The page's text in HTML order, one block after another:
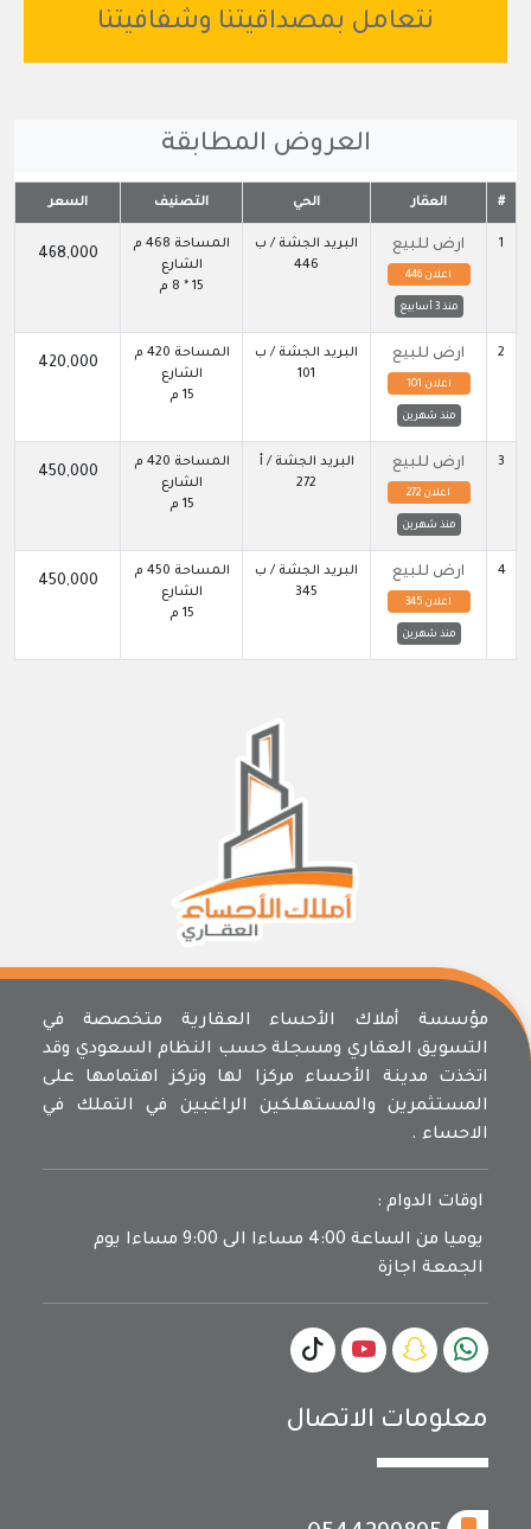
نتعامل بمصداقيتنا وشفافيتنا
العروض المطابقة
# العقار الحي التصنيف السعر
1 ارض للبيع
اعلان 446
منذ 3 أسابيع
البريد الجشة / ب
446
المساحة 468 م
الشارع
15 * 8 م
468,000
2 ارض للبيع
اعلان 101
منذ شهرين
البريد الجشة / ب
101
المساحة 420 م
الشارع
15 م
420,000
3 ارض للبيع
اعلان 272
منذ شهرين
البريد الجشة / أ
272
المساحة 420 م
الشارع
15 م
450,000
4 ارض للبيع
اعلان 345
منذ شهرين
البريد الجشة / ب
345
المساحة 450 م
الشارع
15 م
450,000
مؤسسة أملاك الأحساء العقارية متخصصة في
التسويق العقاري ومسجلة حسب النظام السعودي وقد
اتخذت مدينة الأحساء مركزا لها وتركز اهتمامها على
المستثمرين والمستهلكين الراغبين في التملك في
الاحساء .
اوقات الدوام :
يوميا من الساعة 4:00 مساءا الى 9:00 مساءا يوم
الجمعة اجازة
معلومات الاتصال